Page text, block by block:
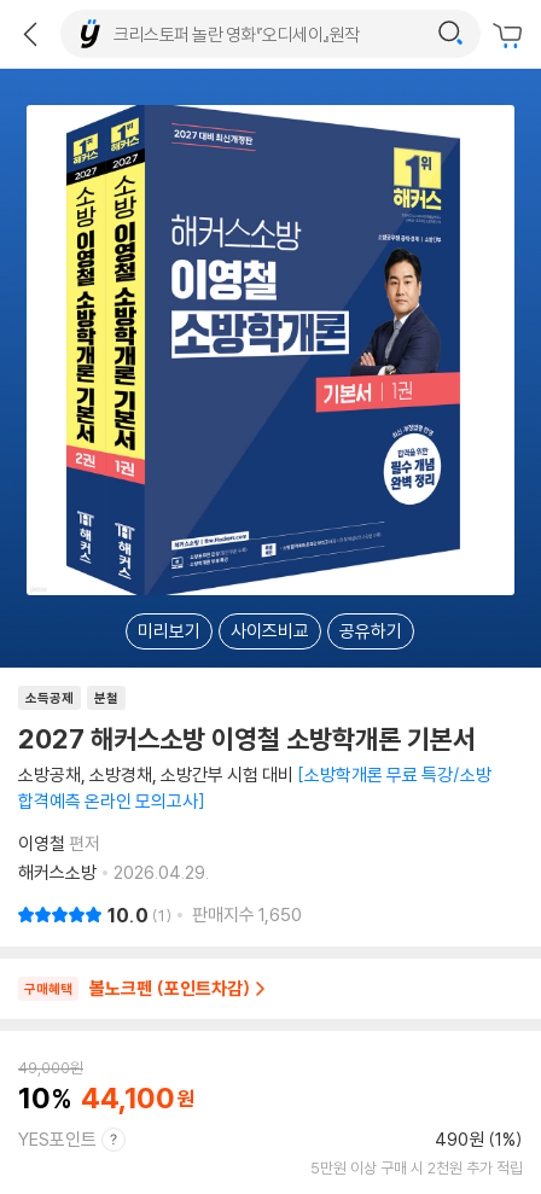
미리보기 사이즈비교 공유하기
소득공제 분철
2027 해커스소방 이영철 소방학개론 기본서
소방공채, 소방경채, 소방간부 시험 대비 소방학개론 무료 특강/소방
합격예측 온라인 모의고사
이영철 편저
해커스소방
2026.04.29.
10.0 1 판매지수 1,650
구매혜택 볼노크펜 (포인트차감)
49,000원
10 44,100
YES포인트 490원 (1%)
5만원 이상 구매 시 2천원 추가 적립